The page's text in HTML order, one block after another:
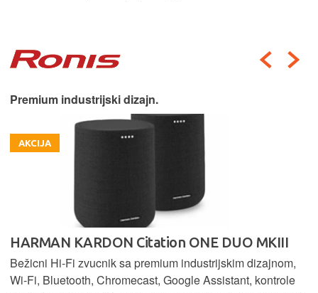
Premium industrijski dizajn.
AKCIJA
HARMAN KARDON Citation ONE DUO MKIII
Bežicni Hi-Fi zvucnik sa premium industrijskim dizajnom,
Wi-Fi, Bluetooth, Chromecast, Google Assistant, kontrole